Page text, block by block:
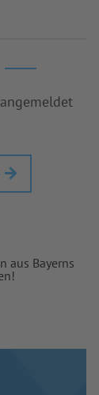
aus Bayerns